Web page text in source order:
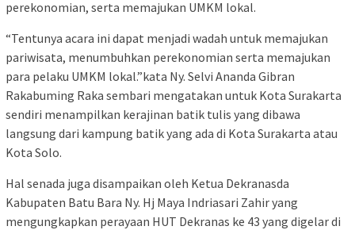
perekonomian, serta memajukan UMKM lokal.
“Tentunya acara ini dapat menjadi wadah untuk memajukan
pariwisata, menumbuhkan perekonomian serta memajukan
para pelaku UMKM lokal.”kata Ny. Selvi Ananda Gibran
Rakabuming Raka sembari mengatakan untuk Kota Surakarta
sendiri menampilkan kerajinan batik tulis yang dibawa
langsung dari kampung batik yang ada di Kota Surakarta atau
Kota Solo.
Hal senada juga disampaikan oleh Ketua Dekranasda
Kabupaten Batu Bara Ny. Hj Maya Indriasari Zahir yang
mengungkapkan perayaan HUT Dekranas ke 43 yang digelar di